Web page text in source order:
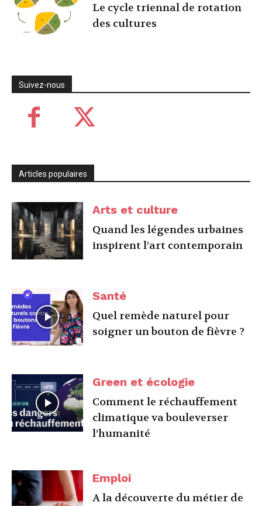
Le cycle triennal de rotation
des cultures
Suivez-nous
Articles populaires
Arts et culture
Quand les légendes urbaines
inspirent l’art contemporain
Santé
Quel remède naturel pour
soigner un bouton de fièvre ?
Green et écologie
Comment le réchauffement
climatique va bouleverser
l’humanité
Emploi
A la découverte du métier de